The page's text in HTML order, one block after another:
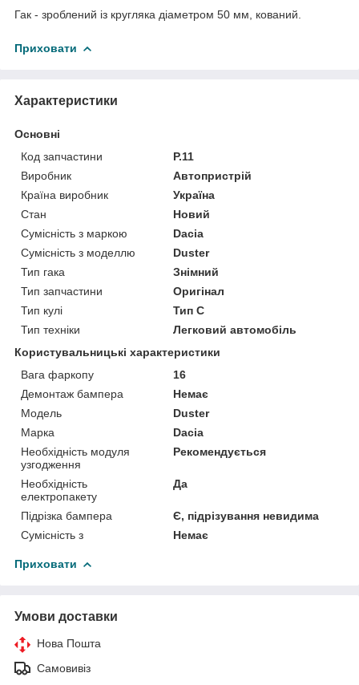
Гак - зроблений із кругляка діаметром 50 мм, кований.
Приховати
Характеристики
Основні
Код запчастини
Р.11
Виробник
Автопристрій
Країна виробник
Україна
Стан
Новий
Сумісність з маркою
Dacia
Сумісність з моделлю
Duster
Тип гака
Знімний
Тип запчастини
Оригінал
Тип кулі
Тип C
Тип техніки
Легковий автомобіль
Користувальницькі характеристики
Вага фаркопу
16
Демонтаж бампера
Немає
Мoдель
Duster
Марка
Dacia
Необхідність модуля
узгодження
Рекомендується
Необхідність
електропакету
Да
Підрізка бампера
Є, підрізування невидима
Сумісність з
Немає
Приховати
Умови доставки
Нова Пошта
Самовивіз